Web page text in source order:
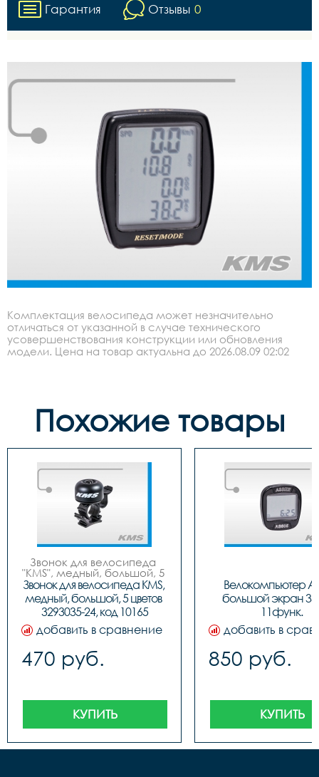
Гарантия Отзывы 0
Комплектация велосипеда может незначительно
отличаться от указанной в случае технического
усовершенствования конструкции или обновления
модели. Цена на товар актуальна до 2026.08.09 02:02
Похожие товары
Звонок для велосипеда
"KMS", медный, большой, 5
цветов (син/черн, красн/
черн, золот/черн, бело/
черн, черн/черн), инд.
упак. (блистер).
Звонок для велосипеда KMS,
медный, большой, 5 цветов
3293035-24, код 10165
добавить в сравнение
470 руб.
КУПИТЬ
Велокомпьютер
большой экран
11функ.
добавить в
850 руб.
КУПИТЬ